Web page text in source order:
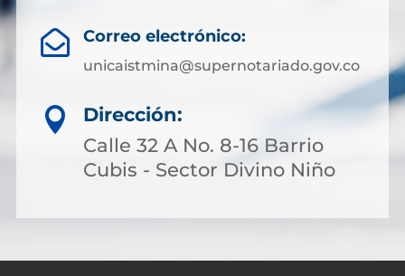
 Correo electrónico:
unicaistmina@supernotariado.gov.co

Dirección:
Calle 32 A No. 8-16 Barrio
Cubis - Sector Divino Niño